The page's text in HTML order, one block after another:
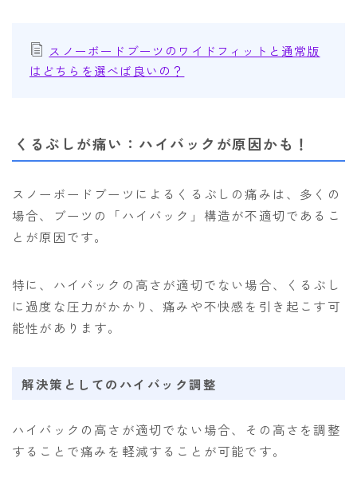
スノーボードブーツのワイドフィットと通常版
はどちらを選べば良いの？
くるぶしが痛い：ハイバックが原因かも！
スノーボードブーツによるくるぶしの痛みは、多くの
場合、ブーツの「ハイバック」構造が不適切であるこ
とが原因です。
特に、ハイバックの高さが適切でない場合、くるぶし
に過度な圧力がかかり、痛みや不快感を引き起こす可
能性があります。
解決策としてのハイバック調整
ハイバックの高さが適切でない場合、その高さを調整
することで痛みを軽減することが可能です。